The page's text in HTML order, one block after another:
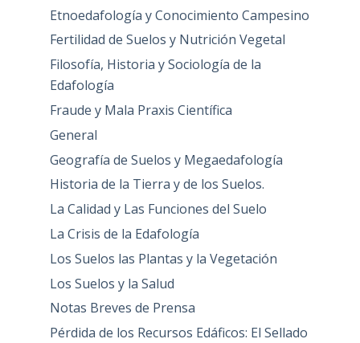
Etnoedafología y Conocimiento Campesino
Fertilidad de Suelos y Nutrición Vegetal
Filosofía, Historia y Sociología de la
Edafología
Fraude y Mala Praxis Científica
General
Geografía de Suelos y Megaedafología
Historia de la Tierra y de los Suelos.
La Calidad y Las Funciones del Suelo
La Crisis de la Edafología
Los Suelos las Plantas y la Vegetación
Los Suelos y la Salud
Notas Breves de Prensa
Pérdida de los Recursos Edáficos: El Sellado